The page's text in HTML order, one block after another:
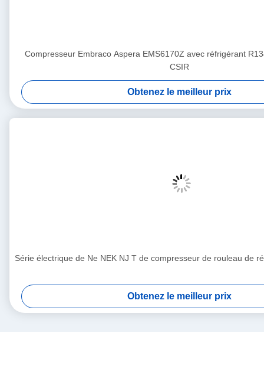
Compresseur Embraco Aspera EMS6170Z avec réfrigérant
CSIR
Obtenez le meilleur prix
Série électrique de Ne NEK NJ T de compresseur de rouleau de
Obtenez le meilleur prix